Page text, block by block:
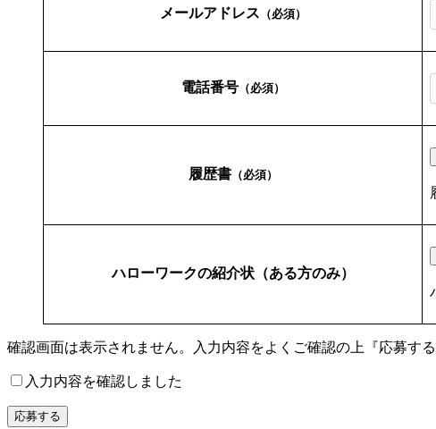
メールアドレス （必須）
電話番号（必須）
履歴書（必須）
ハローワークの紹介状（ある方のみ）
確認画面は表示されません。入力内容をよくご確認の上『応募す
入力内容を確認しました